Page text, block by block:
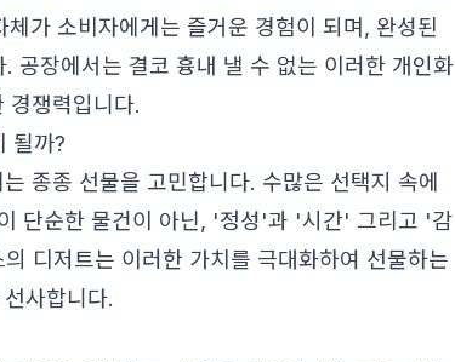
가 소비자에게는 즐거운 경험이 되며, 완성된
공장에서는 결코 흉내 낼 수 없는 이러한 개인화
경쟁력입니다.
될까?
종종 선물을 고민합니다. 수많은 선택지 속에
단순한 물건이 아닌, '정성'과 '시간' 그리고 '감
디저트는 이러한 가치를 극대화하여 선물하는
사합니다.